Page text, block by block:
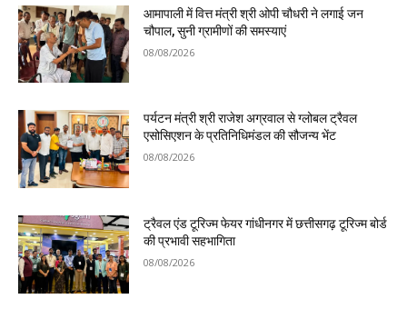
आमापाली में वित्त मंत्री श्री ओपी चौधरी ने लगाई जन
चौपाल, सुनी ग्रामीणों की समस्याएं
08/08/2026
पर्यटन मंत्री श्री राजेश अग्रवाल से ग्लोबल ट्रैवल
एसोसिएशन के प्रतिनिधिमंडल की सौजन्य भेंट
08/08/2026
ट्रैवल एंड टूरिज्म फेयर गांधीनगर में छत्तीसगढ़ टूरिज्म बोर्ड
की प्रभावी सहभागिता
08/08/2026